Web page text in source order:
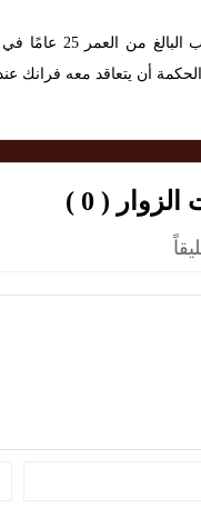
يُعتبر
أن يتعاقد معه فرانك
( 0 )